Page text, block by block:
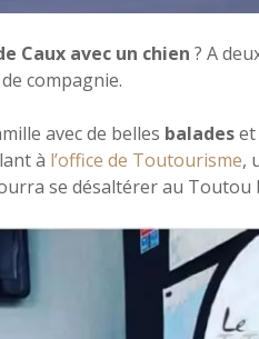
Caux avec un chien ? A
compagnie.
avec de belles baladeset
à l’office de Toutourisme,
se désaltérer au